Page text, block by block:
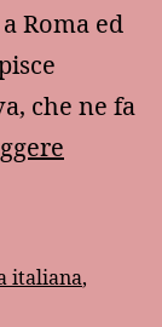
Roma ed
che ne fa
italiana,